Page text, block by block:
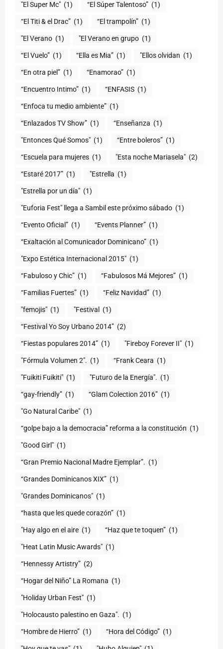
"El Super Mc" (1) (1)
“El Titi & el Drac” (1) “El trampolín” (1)
"El Verano (1) "El Verano en grupo (1)
(1) “Ella es Mia” (1) "Ellos olvidan (1)
“En otra piel” (1) “Enamorao” (1)
“Encuentro Intimo” (1) “ENFASIS (1)
“Enfoca tu medio ambiente” (1)
“Enlazados TV Show” (1) “Enseñanza (1)
"Entonces Qué Somos" (1) “Entre boleros” (1)
“Escuela para mujeres (1) "Esta noche Mariasela" (2)
“Estaré 2017” (1) "Estrella (1)
"Estrella por un día" (1)
"Euforia Fest" llega a Sambil este próximo sábado (1)
“Evento Oficial” (1) “Events Planner” (1)
“Exaltación al Comunicador Dominicano” (1)
"Expo Estética Internacional 2015" (1)
“Fabuloso y Chic” (1) “Fabulosos Má Mejores” (1)
“Familias Fuertes” (1) “Feliz Navidad” (1)
"femojis" (1) "Festival (1)
“Festival Yo Soy Urbano 2014” (2)
“Fiestas populares 2014” (1) "Fireboy Forever II" (1)
"Fórmula Volumen 2". (1) “Frank Ceara (1)
"Fuikiti Fuikiti" (1) "Futuro de la Energía". (1)
“gay-friendly” (1) “Glam Colection 2016” (1)
"Go Natural Caribe" (1)
“golpe bajo a la democracia” reforma a la constitución (1)
"Good Girl" (1)
“Gran Premio Nacional Madre Ejemplar”. (1)
“Grandes Dominicanos XIX” (1)
"Grandes Dominicanos" (1)
(1)
"Hay algo en el aire (1) “Haz que te toquen” (1)
"Heat Latin Music Awards" (1)
“Hennessy Artistry” (2)
“Hogar del Niño” La Romana (1)
(1)
"Holocausto palestino en Gaza". (1)
“Hombre de Hierro” (1) (1)